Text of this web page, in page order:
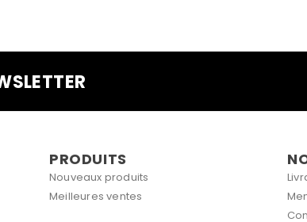
PRODUITS
Nouveaux produits
Meilleures ventes